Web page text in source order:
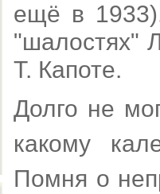
ещё в
"шалостях"
Т. Капоте.
Долго не
какому
Помня о